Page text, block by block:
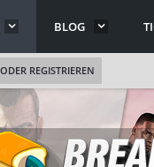
BLOG
REGISTRIEREN